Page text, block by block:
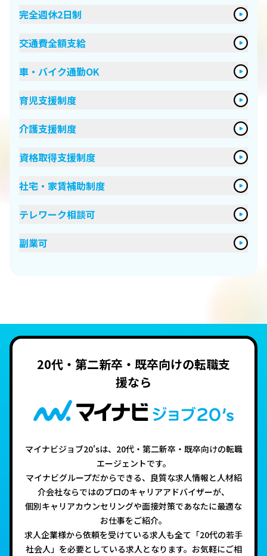
完全週休2日制
交通費全額支給
車・バイク通勤OK
育児支援制度
介護支援制度
資格取得支援制度
社宅・家賃補助制度
テレワーク相談可
副業可
20代・第二新卒・既卒向けの転職支
援なら
マイナビジョブ20'sは、20代・第二新卒・既卒向けの転職
エージェントです。
マイナビグループだからできる、良質な求人情報と人材紹
介会社ならではのプロのキャリアアドバイザーが、
個別キャリアカウンセリングや面接対策であなたに最適な
お仕事をご紹介。
求人企業様から依頼を受けている求人も全て「20代の若手
社会人」を必要としている求人となります。お気軽にご相